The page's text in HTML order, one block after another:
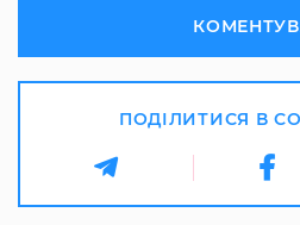
ПОДІЛИТИСЯ В